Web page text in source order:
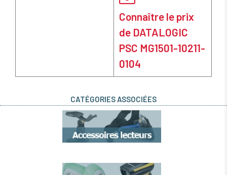
Connaître le prix
de DATALOGIC
PSC MG1501-10211-
0104
CATÉGORIES ASSOCIÉES